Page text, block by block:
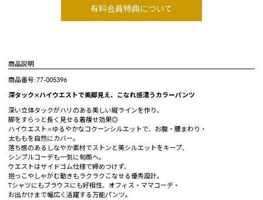
有料会員特典について
商品説明
商品番号:77-005396
深タック×ハイウエストで美脚見え、こなれ感漂うカラーパンツ
深い立体タックがハリのある美しい縦ラインを作り、
脚をすらっと長く見せる着痩せ効果◎
ハイウエスト×ゆるやかなコクーンシルエットで、お腹・腰まわり・
太ももを自然にカバー。
落ち感のあるしなやか素材でストンと美シルエットをキープ、
シンプルコーデも一気に旬顔へ。
ウエストはサイドゴム仕様で締めつけず、
抱っこやしゃがむ動きもラクラクこなせる優秀設計。
Tシャツにもブラウスにも好相性、オフィス・ママコーデ・
お出かけまで幅広く活躍する万能パンツ。